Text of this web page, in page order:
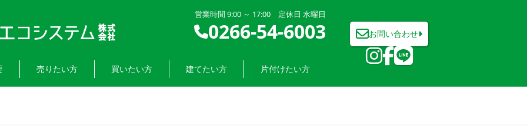
営業時間 9:00 ～ 17:00 定休日 水曜日
0266-54-6003 お問い合わせ
売りたい方 買いたい方 建てたい方 片付けたい方